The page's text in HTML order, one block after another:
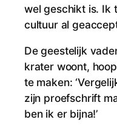
wel geschikt is. Ik
cultuur al
De geestelijk
krater woont,
te maken:
zijn proefschrift
ben ik er bijna!’